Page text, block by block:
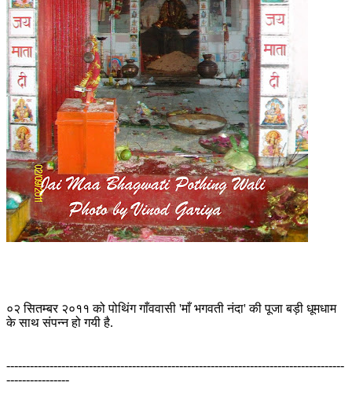
०२ सितम्बर २०११ को पोथिंग गाँववासी 'माँ भगवती नंदा' की पूजा बड़ी धूमधाम
के साथ संपन्न हो गयी है.
--------------------------------------------------------------------------------------
----------------